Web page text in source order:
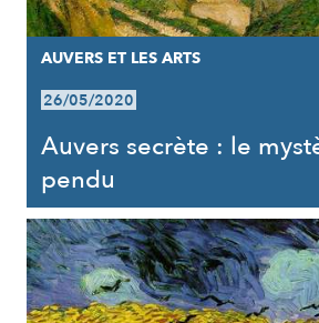
AUVERS ET LES ARTS
26/05/2020
Auvers secrète : le
pendu